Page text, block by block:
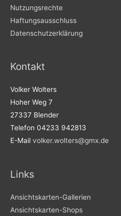
Nutzungsrechte
Haftungsausschluss
Datenschutzerklärung
Kontakt
Volker Wolters
Hoher Weg 7
27337 Blender
Telefon 04233 942813
E-Mail volker.wolters@gmx.de
Links
Ansichtskarten-Gallerien
Ansichtskarten-Shops